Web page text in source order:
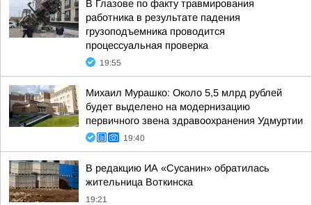
В Глазове по факту травмирования
работника в результате падения
грузоподъемника проводится
процессуальная проверка
19:55
Михаил Мурашко: Около 5,5 млрд рублей
будет выделено на модернизацию
первичного звена здравоохранения Удмуртии
19:40
В редакцию ИА «Сусанин» обратилась
жительница Воткинска
19:21